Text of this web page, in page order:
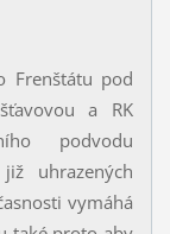
Frenštátu pod
a RK
podvodu
uhrazených
vymáhá